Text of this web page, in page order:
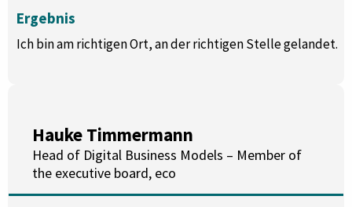
Ergebnis
Ich bin am richtigen Ort, an der richtigen Stelle gelandet.
Hauke Timmermann
Head of Digital Business Models – Member of
the executive board, eco